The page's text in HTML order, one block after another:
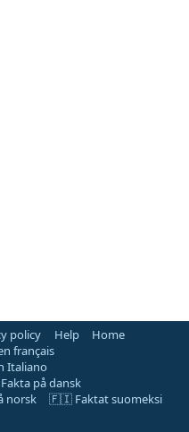
policy Help
Home
français
Italiano
på dansk
norsk
🇫🇮 Faktat suomeksi